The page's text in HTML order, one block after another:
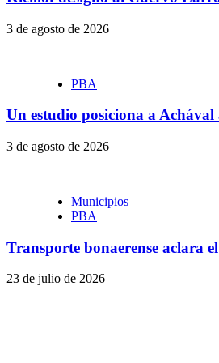
3 de agosto de 2026
PBA
Un estudio posiciona a
3 de agosto de 2026
Municipios
PBA
Transporte bonaerense aclara
23 de julio de 2026